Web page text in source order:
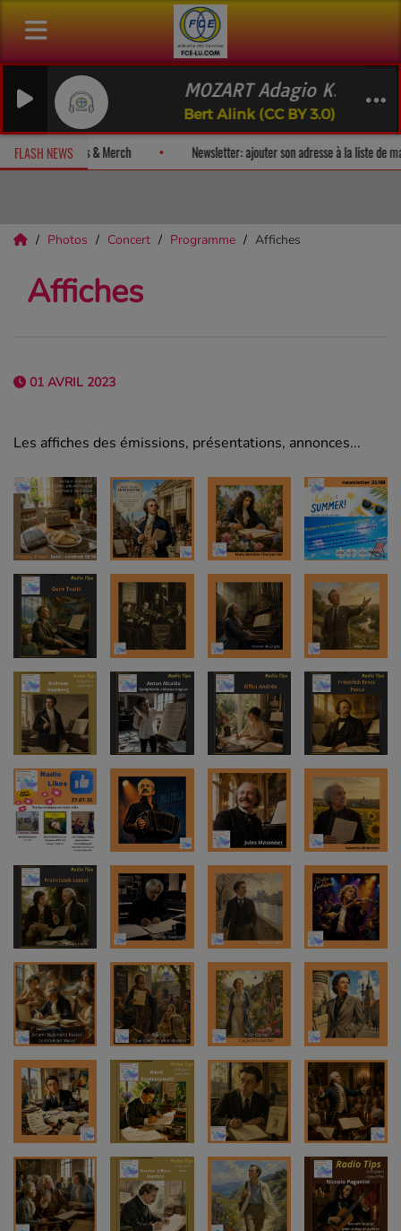
MOZART Adagio K356 (arr. Alink)
Bert Alink (CC BY 3.0)
FLASH NEWS
album-surprise! Fan Releases & Merch Newsletter: ajouter
Photos Concert Programme Affiches
Affiches
01 AVRIL 2023
Les affiches des émissions, présentations, annonces...